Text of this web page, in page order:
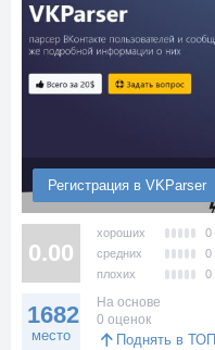
Регистрация в VKParser
0.00
хороших
0
средних
0
плохих
0
1682
место
На основе
0 оценок
Поднять в ТОП